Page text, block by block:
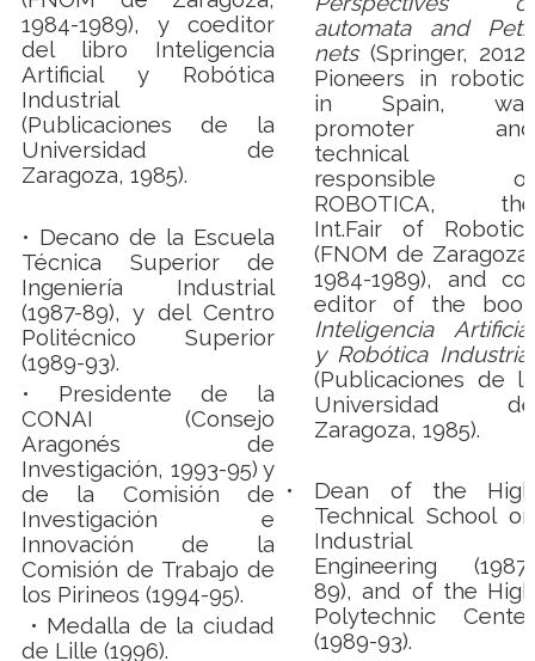
1984-1989), y coeditor
del libro Inteligencia
Artificial y Robótica
Industrial
(Publicaciones de la
Universidad de
Zaragoza, 1985).
• Decano de la Escuela
Técnica Superior de
Ingeniería Industrial
(1987-89), y del Centro
Politécnico Superior
(1989-93).
• Presidente de la
CONAI (Consejo
Aragonés de
Investigación, 1993-95) y
de la Comisión de
Investigación e
Innovación de la
Comisión de Trabajo de
los Pirineos (1994-95).
• Medalla de la ciudad
de Lille (1996).
automata and Petri
nets(Springer, 2012).
Pioneers in robotics
in Spain, was
promoter and
technical
responsible of
ROBOTICA, the
Int.Fair of Robotics
(FNOM de Zaragoza,
1984-1989), and co-
editor of the book
Inteligencia Artificial
y Robótica Industrial
(Publicaciones de la
Universidad de
Zaragoza, 1985).
• Dean of the High
Technical School on
Industrial
Engineering (1987-
89), and of the High
Polytechnic Center
(1989-93).